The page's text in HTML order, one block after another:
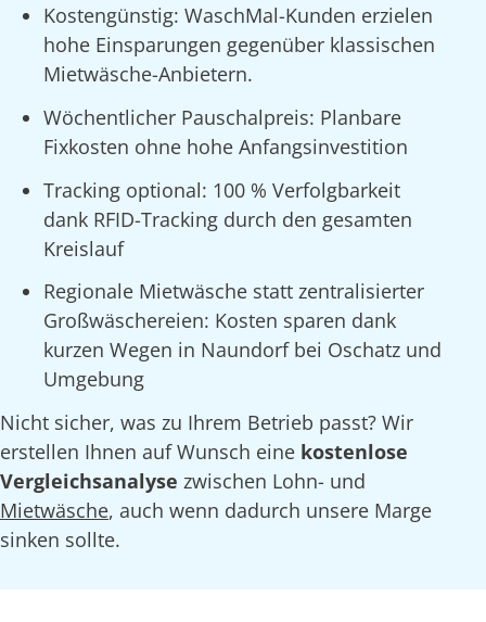
Kostengünstig: WaschMal-Kunden erzielen
hohe Einsparungen gegenüber klassischen
Mietwäsche-Anbietern.
Wöchentlicher Pauschalpreis: Planbare
Fixkosten ohne hohe Anfangsinvestition
Tracking optional: 100 % Verfolgbarkeit
dank RFID-Tracking durch den gesamten
Kreislauf
Regionale Mietwäsche statt zentralisierter
Großwäschereien: Kosten sparen dank
kurzen Wegen in Naundorf bei Oschatz und
Umgebung
Nicht sicher, was zu Ihrem Betrieb passt? Wir
erstellen Ihnen auf Wunsch eine kostenlose
Vergleichsanalyse zwischen Lohn- und
Mietwäsche, auch wenn dadurch unsere Marge
sinken sollte.